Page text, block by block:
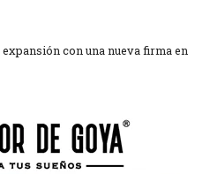
con una nueva firma en